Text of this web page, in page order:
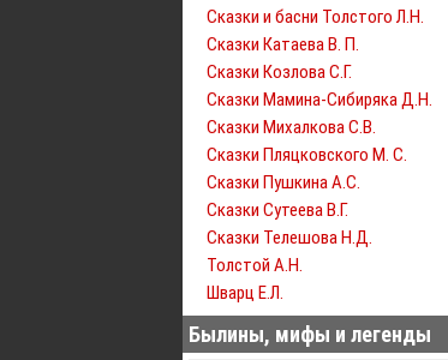
Сказки и басни Толстого Л.Н.
Сказки Катаева В. П.
Сказки Козлова С.Г.
Сказки Мамина-Сибиряка Д.Н.
Сказки Михалкова С.В.
Сказки Пляцковского М. С.
Сказки Пушкина А.С.
Сказки Сутеева В.Г.
Сказки Телешова Н.Д.
Толстой А.Н.
Шварц Е.Л.
Былины, мифы и легенды